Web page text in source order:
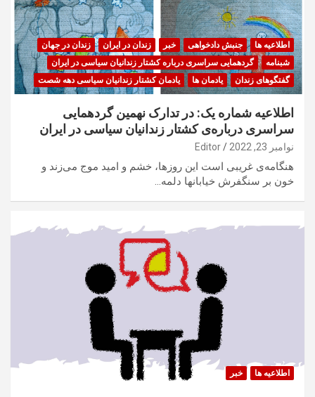
اطلاعیه ها جنبش دادخواهی خبر زندان در ایران
زندان در جهان
شبنامه
گردهمایی سراسری درباره کشتار زندانیان سیاسی در ایران
گفتگوهای زندان
یادمان ها یادمان کشتار زندانیان سیاسی دهه شصت
اطلاعیه شماره یک: در تدارک نهمین گردهمایی
سراسری درباره‌ی کشتار زندانیان سیاسی در ایران
نوامبر 23, 2022 Editor
هنگامه‌ی غریبی است این روزها، خشم و امید موج می‌زند و
خون بر سنگفرش خیابانها دلمه…
اطلاعیه ها خبر